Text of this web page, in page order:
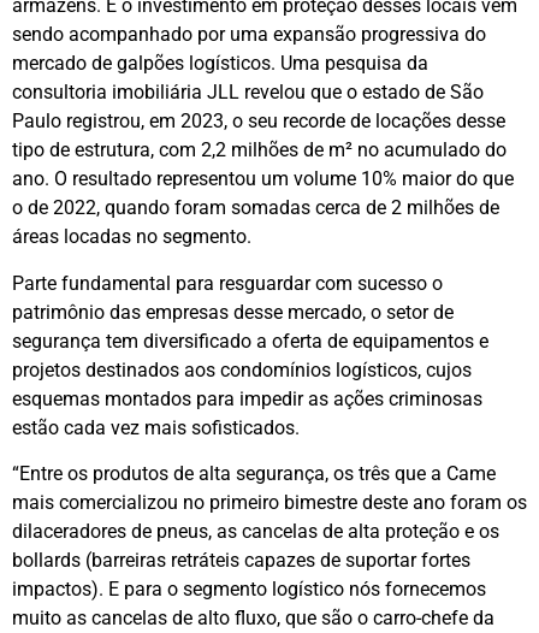
armazéns. E o investimento em proteção desses locais vem
sendo acompanhado por uma expansão progressiva do
mercado de galpões logísticos. Uma pesquisa da
consultoria imobiliária JLL revelou que o estado de São
Paulo registrou, em 2023, o seu recorde de locações desse
tipo de estrutura, com 2,2 milhões de m² no acumulado do
ano. O resultado representou um volume 10% maior do que
o de 2022, quando foram somadas cerca de 2 milhões de
áreas locadas no segmento.
Parte fundamental para resguardar com sucesso o
patrimônio das empresas desse mercado, o setor de
segurança tem diversificado a oferta de equipamentos e
projetos destinados aos condomínios logísticos, cujos
esquemas montados para impedir as ações criminosas
estão cada vez mais sofisticados.
“Entre os produtos de alta segurança, os três que a Came
mais comercializou no primeiro bimestre deste ano foram os
dilaceradores de pneus, as cancelas de alta proteção e os
bollards (barreiras retráteis capazes de suportar fortes
impactos). E para o segmento logístico nós fornecemos
muito as cancelas de alto fluxo, que são o carro-chefe da